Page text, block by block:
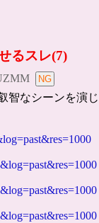
るスレ(7)
智なシーンを演じ